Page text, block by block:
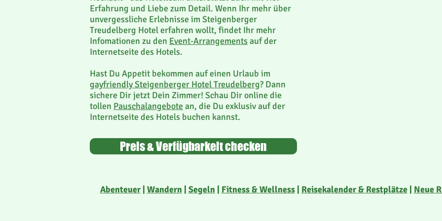
Erfahrung und Liebe zum Detail. Wenn Ihr mehr über
unvergessliche Erlebnisse im Steigenberger
Treudelberg Hotel erfahren wollt, findet Ihr mehr
Infomationen zu den Event-Arrangementsauf der
Internetseite des Hotels.
Hast Du Appetit bekommen auf einen Urlaub im
gayfriendly Steigenberger Hotel Treudelberg? Dann
sichere Dir jetzt Dein Zimmer! Schau Dir online die
tollen Pauschalangebote an, die Du exklusiv auf der
Internetseite des Hotels buchen kannst.
Preis & Verfügbarkeit checken
Abenteuer| Wandern Segeln Fitness & Wellness| Reisekalender & Restplätze| Neue